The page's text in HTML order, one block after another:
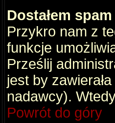
Dostałem
Przykro nam z
funkcje
Prześlij
jest by
nadawcy).
Powrót do góry